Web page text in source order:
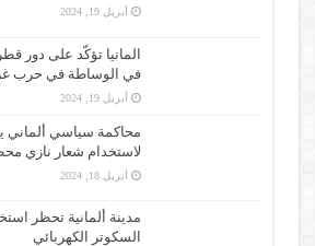
أبريل 19, 2024
المانيا تؤكّد على دور
في الوساطة في حرب
أبريل 19, 2024
محاكمة سياسي ألماني
لاستخدام شعار نازي
أبريل 18, 2024
مدينة ألمانية تحظر
السكوتر الكهربائي